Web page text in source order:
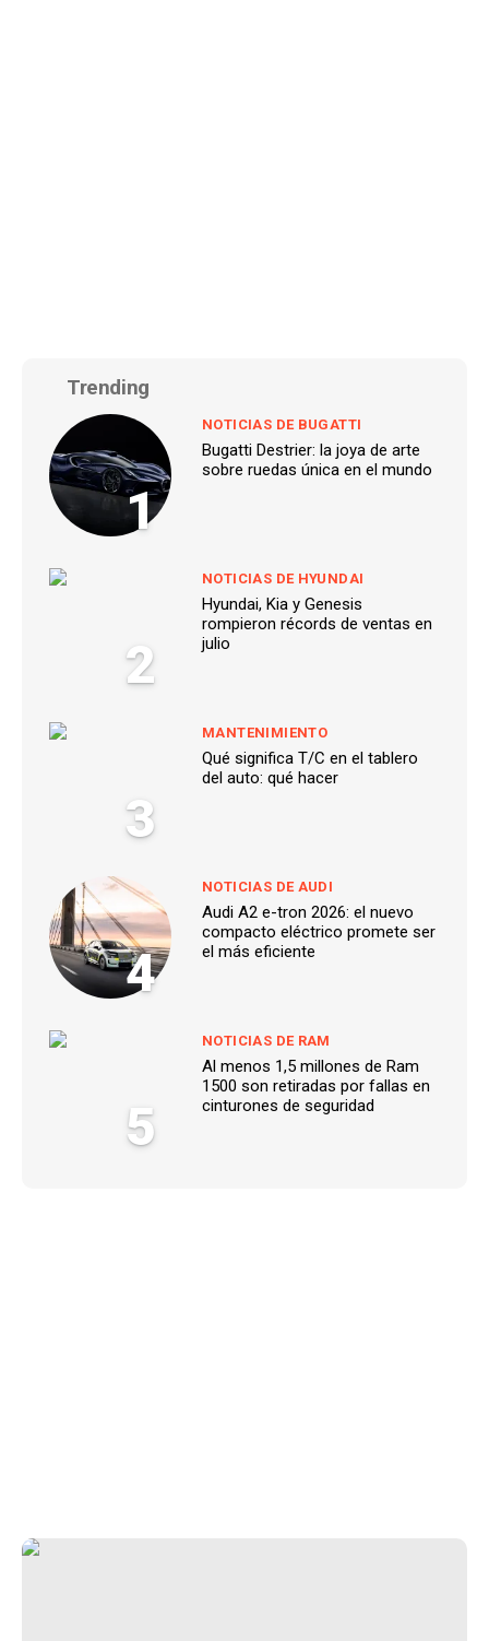
Trending
1
NOTICIAS DE BUGATTI
Bugatti Destrier: la joya de arte
sobre ruedas única en el mundo
2
NOTICIAS DE HYUNDAI
Hyundai, Kia y Genesis
rompieron récords de ventas en
julio
3
MANTENIMIENTO
Qué significa T/C en el tablero
del auto: qué hacer
4
NOTICIAS DE AUDI
Audi A2 e-tron 2026: el nuevo
compacto eléctrico promete ser
el más eficiente
5
NOTICIAS DE RAM
Al menos 1,5 millones de Ram
1500 son retiradas por fallas en
cinturones de seguridad